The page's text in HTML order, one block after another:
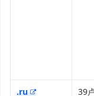
.ru
39